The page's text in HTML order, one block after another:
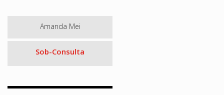
Amanda Mei
Sob-Consulta